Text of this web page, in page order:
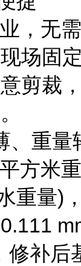
，无
场固
剪裁
、重量
方米
重量)
0.111
修补后